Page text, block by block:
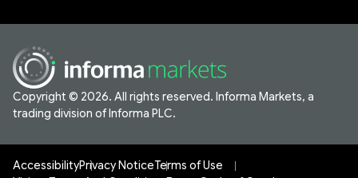
Copyright © 2026. All rights reserved. Informa Markets, a
trading division of Informa PLC.
AccessibilityPrivacy NoticeTerms of Use